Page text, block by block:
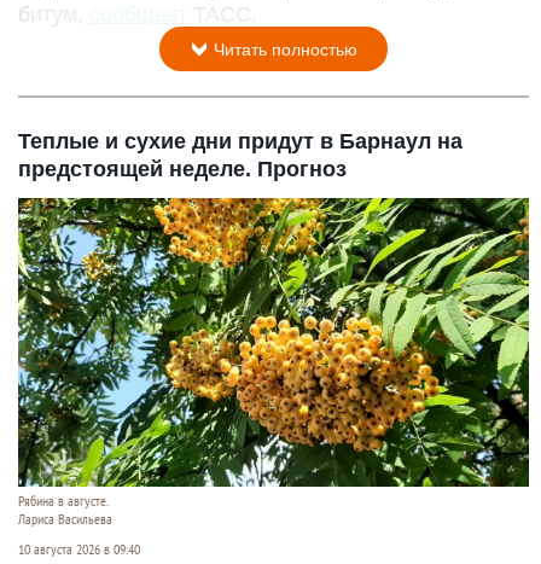
битум,
сообщает ТАСС.
Читать полностью
Теплые и сухие дни придут в Барнаул на
предстоящей неделе. Прогноз
Рябина в августе.
Лариса Васильева
10 августа 2026 в 09:40